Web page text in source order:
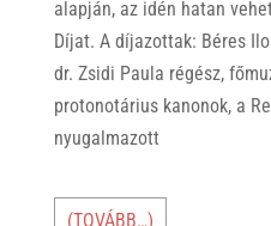
alapján, az idén hatan
Díjat. A díjazottak: Béres
dr. Zsidi Paula régész,
protonotárius kanonok, a
nyugalmazott
(TOVÁBB…)